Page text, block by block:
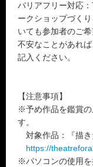
バリアフリー対応
ークショップづく
いても参加者のご
不安なことがあれ
記入ください。
【注意事項】
※予め作品を鑑賞の
す。
対象作品：『描き
https://
※パソコンの使用を